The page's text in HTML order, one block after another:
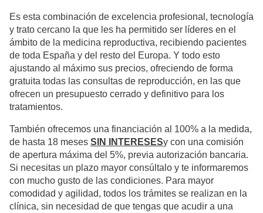
Es esta combinación de excelencia profesional, tecnología
y trato cercano la que les ha permitido ser líderes en el
ámbito de la medicina reproductiva, recibiendo pacientes
de toda España y del resto del Europa. Y todo esto
ajustando al máximo sus precios, ofreciendo de forma
gratuita todas las consultas de reproducción, en las que
ofrecen un presupuesto cerrado y definitivo para los
tratamientos.
También ofrecemos una financiación al 100% a la medida,
de hasta 18 meses SIN INTERESESy con una comisión
de apertura máxima del 5%, previa autorización bancaria.
Si necesitas un plazo mayor consúltalo y te informaremos
con mucho gusto de las condiciones. Para mayor
comodidad y agilidad, todos los trámites se realizan en la
clínica, sin necesidad de que tengas que acudir a una